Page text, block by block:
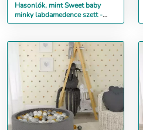
Hasonlók, mint Sweet baby
minky labdamedence szett -
rózsaszín 30 cm